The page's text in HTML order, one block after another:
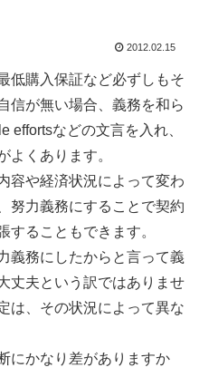
2012.02.15
低購入保証など必ずしもそ
信が無い場合、義務を和ら
effortsなどの文言を入れ、
よくあります。
容や経済状況によって変わ
努力義務にすることで契約
することもできます。
義務にしたからと言って義
丈夫という訳ではありませ
は、その状況によって異な
にかなり差がありますか